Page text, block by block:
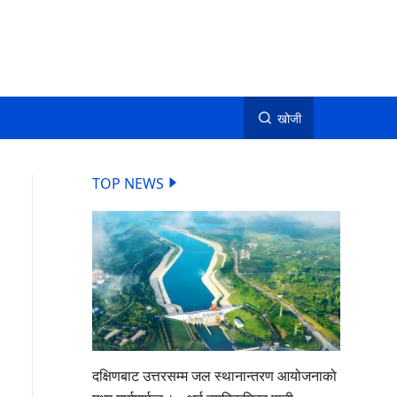
खोजी
TOP NEWS
दक्षिणबाट उत्तरसम्म जल स्थानान्तरण आयोजनाको